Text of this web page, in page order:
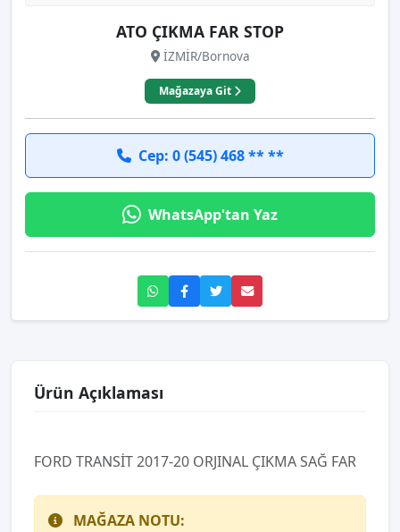
ATO ÇIKMA FAR STOP
İZMİR/Bornova
Mağazaya Git
Cep: 0 (545) 468 ** **
WhatsApp'tan Yaz
Ürün Açıklaması
FORD TRANSİT 2017-20 ORJINAL ÇIKMA SAĞ FAR
MAĞAZA NOTU: